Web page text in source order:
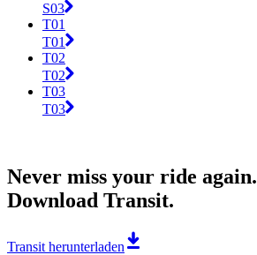
S03
T01
T01
T02
T02
T03
T03
Never miss your ride again.
Download Transit.
Transit herunterladen